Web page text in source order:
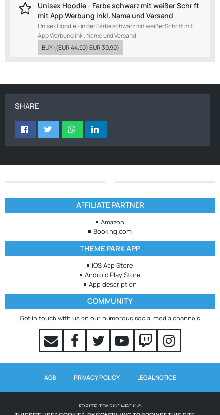
Unisex Hoodie - Farbe schwarz mit weißer Schrift
mit App Werbung inkl. Name und Versand
Unisex Hoodie - in der Farbe schwarz mit weißer Schrift mit
App Werbung inkl. Name und Versand
BUY((EUR 44.90)EUR 39.90)
SHARE
AFFILIATE PARTNER
Amazon
Booking.com
THEME PARK APP
iOS App Store
Android Play Store
App description
COMMUNITY
Get in touch with us on our numerous social media channels
AGB PRIVACY POLICY LEGAL NOTICE
FREIZEITPARKCHECK ©